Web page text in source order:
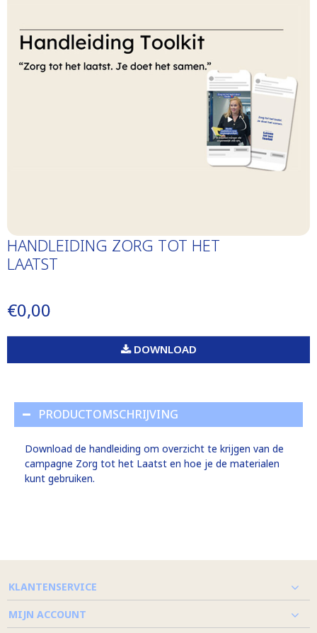
HANDLEIDING ZORG TOT HET
LAATST
€0,00
DOWNLOAD
PRODUCTOMSCHRIJVING
Download de handleiding om overzicht te krijgen van de
campagne Zorg tot het Laatst en hoe je de materialen
kunt gebruiken.
KLANTENSERVICE
MIJN ACCOUNT